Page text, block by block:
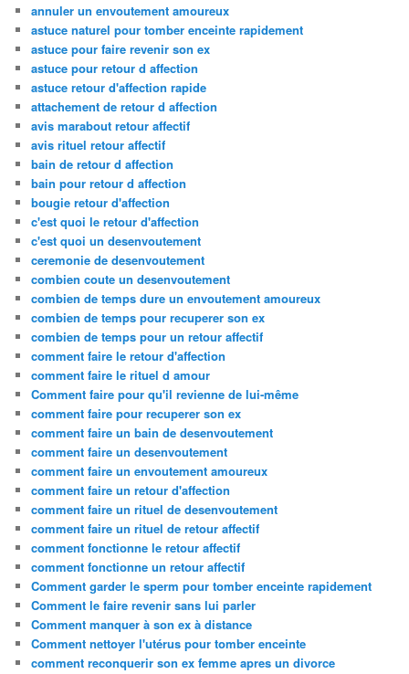
annuler un envoutement amoureux
astuce naturel pour tomber enceinte rapidement
astuce pour faire revenir son ex
astuce pour retour d affection
astuce retour d'affection rapide
attachement de retour d affection
avis marabout retour affectif
avis rituel retour affectif
bain de retour d affection
bain pour retour d affection
bougie retour d'affection
c'est quoi le retour d'affection
c'est quoi un desenvoutement
ceremonie de desenvoutement
combien coute un desenvoutement
combien de temps dure un envoutement amoureux
combien de temps pour recuperer son ex
combien de temps pour un retour affectif
comment faire le retour d'affection
comment faire le rituel d amour
Comment faire pour qu'il revienne de lui-même
comment faire pour recuperer son ex
comment faire un bain de desenvoutement
comment faire un desenvoutement
comment faire un envoutement amoureux
comment faire un retour d'affection
comment faire un rituel de desenvoutement
comment faire un rituel de retour affectif
comment fonctionne le retour affectif
comment fonctionne un retour affectif
Comment garder le sperm pour tomber enceinte rapidement
Comment le faire revenir sans lui parler
Comment manquer à son ex à distance
Comment nettoyer l'utérus pour tomber enceinte
comment reconquerir son ex femme apres un divorce